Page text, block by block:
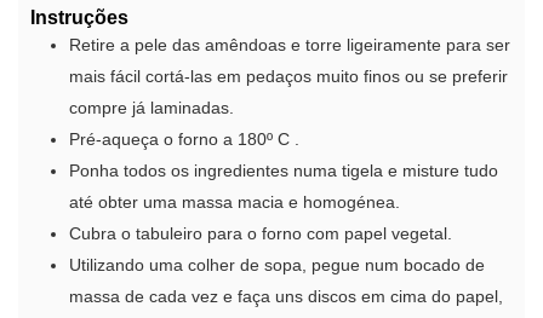
Instruções
Retire a pele das amêndoas e torre ligeiramente para ser
mais fácil cortá-las em pedaços muito finos ou se preferir
compre já laminadas.
Pré-aqueça o forno a 180º C .
Ponha todos os ingredientes numa tigela e misture tudo
até obter uma massa macia e homogénea.
Cubra o tabuleiro para o forno com papel vegetal.
Utilizando uma colher de sopa, pegue num bocado de
massa de cada vez e faça uns discos em cima do papel,